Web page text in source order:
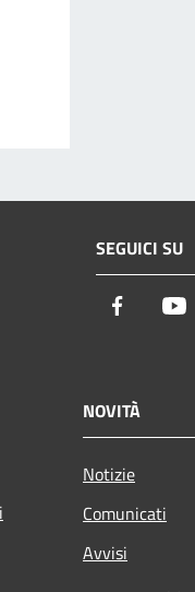
SEGUICI SU
Facebook
NOVITÀ
Notizie
Comunicati
Avvisi